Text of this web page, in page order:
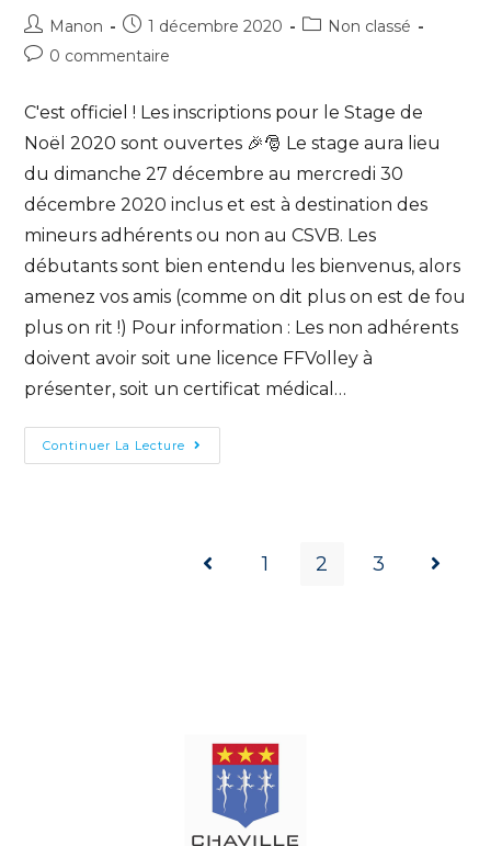
Manon 1 décembre 2020
Non classé
0 commentaire
C'est officiel ! Les inscriptions pour le Stage de
Noël 2020 sont ouvertes 🎉🎅 Le stage aura lieu
du dimanche 27 décembre au mercredi 30
décembre 2020 inclus et est à destination des
mineurs adhérents ou non au CSVB. Les
débutants sont bien entendu les bienvenus, alors
amenez vos amis (comme on dit plus on est de fou
plus on rit !) Pour information : Les non adhérents
doivent avoir soit une licence FFVolley à
présenter, soit un certificat médical…
Continuer La Lecture
1 2 3